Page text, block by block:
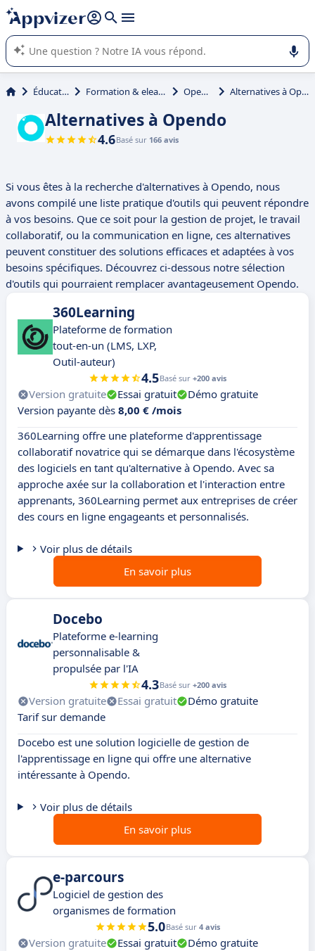
répondre (plusieurs lignes avec
L'IA de Appvizer vous guide dans l'utilisation ou la sélection de
logiciel SaaS en entreprise.
Éducation Formation & elearning Opendo Alternatives à Opendo
Alternatives à Opendo
4.6Basé sur 166 avis
Si vous êtes à la recherche d'alternatives à Opendo, nous
avons compilé une liste pratique d'outils qui peuvent répondre
à vos besoins. Que ce soit pour la gestion de projet, le travail
collaboratif, ou la communication en ligne, ces alternatives
peuvent constituer des solutions efficaces et adaptées à vos
besoins spécifiques. Découvrez ci-dessous notre sélection
d'outils qui pourraient remplacer avantageusement Opendo.
360Learning
Plateforme de formation
tout-en-un (LMS, LXP,
Outil-auteur)
4.5Basé sur +200 avis
Version gratuite Essai gratuit
Démo gratuite
Version payante dès 8,00 € /mois
360Learning offre une plateforme d'apprentissage
collaboratif novatrice qui se démarque dans l'écosystème
des logiciels en tant qu'alternative à Opendo. Avec sa
approche axée sur la collaboration et l'interaction entre
apprenants, 360Learning permet aux entreprises de créer
des cours en ligne engageants et personnalisés.
Voir plus de détails
En savoir plus
Docebo
Plateforme e-learning
personnalisable &
propulsée par l'IA
4.3Basé sur +200 avis
Version gratuite Essai gratuit
Démo gratuite
Tarif sur demande
Docebo est une solution logicielle de gestion de
l'apprentissage en ligne qui offre une alternative
intéressante à Opendo.
Voir plus de détails
En savoir plus
e-parcours
Logiciel de gestion des
organismes de formation
5.0Basé sur 4 avis
Version gratuite Essai gratuit
Démo gratuite